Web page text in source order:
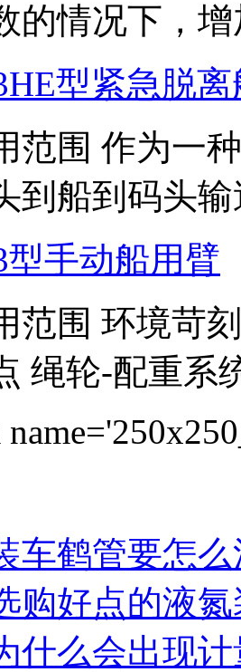
的情况下，
型紧急脱
范围 作为一
到船到码头
手动船用臂
范围 环境苛
绳轮-配重系
车鹤管要怎么
购好点的液氮
什么会出现